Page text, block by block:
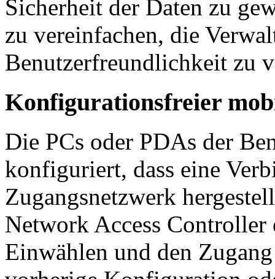
Sicherheit der Daten zu
zu vereinfachen, die
Benutzerfreundlichkeit zu
Konfigurationsfreier
Die PCs oder PDAs der
konfiguriert, dass eine
Zugangsnetzwerk
Network Access Controller
Einwählen und den